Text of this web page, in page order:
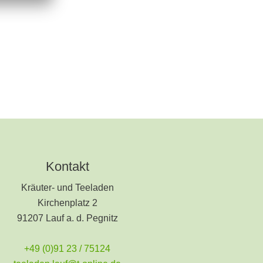
Kontakt
Kräuter- und Teeladen
Kirchenplatz 2
91207 Lauf a. d. Pegnitz
+49 (0)91 23 / 75124